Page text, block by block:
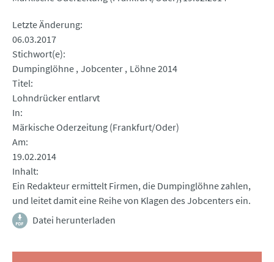
Letzte Änderung
06.03.2017
Stichwort(e)
Dumpinglöhne Jobcenter Löhne 2014
Titel
Lohndrücker entlarvt
In
Märkische Oderzeitung (Frankfurt/Oder)
Am
19.02.2014
Inhalt
Ein Redakteur ermittelt Firmen, die Dumpinglöhne zahlen,
und leitet damit eine Reihe von Klagen des Jobcenters ein.
Datei herunterladen